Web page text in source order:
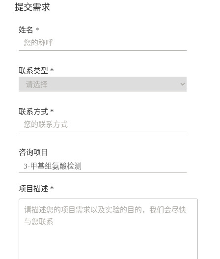
提交需求
姓名 *
联系类型 *
联系方式 *
咨询项目
项目描述 *